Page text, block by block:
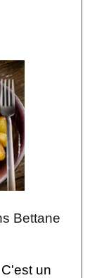
Bettane
un